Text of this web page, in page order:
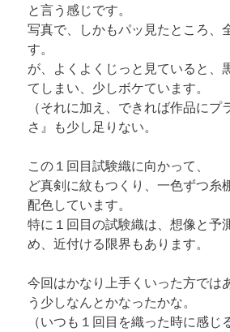
と言う感じです。
写真で、しかもパッ見たところ、
す。
が、よくよくじっと見ていると、
てしまい、少しボケています。
（それに加え、できれば作品にプ
さ』も少し足りない。
この１回目試験織に向かって、
ど真剣に紋もつくり、一色ずつ糸
配色しています。
特に１回目の試験織は、想像と予
め、近付ける限界もあります。
今回はかなり上手くいった方では
う少しなんとかなったかな。
（いつも１回目を織った時に感じ